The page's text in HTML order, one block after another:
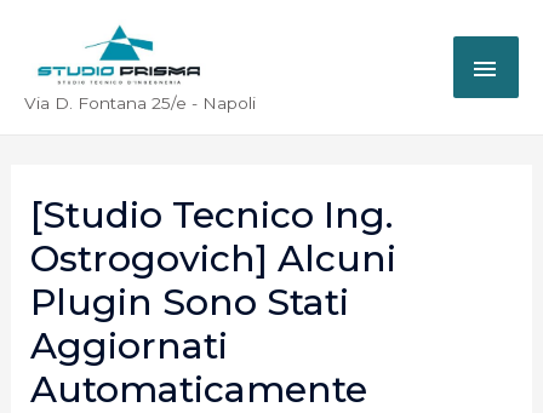
Via D. Fontana 25/e - Napoli
[Studio Tecnico Ing.
Ostrogovich] Alcuni
Plugin Sono Stati
Aggiornati
Automaticamente